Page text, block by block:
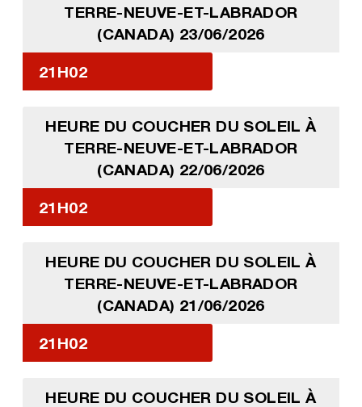
TERRE-NEUVE-ET-LABRADOR
(CANADA) 23/06/2026
21H02
HEURE DU COUCHER DU SOLEIL À
TERRE-NEUVE-ET-LABRADOR
(CANADA) 22/06/2026
21H02
HEURE DU COUCHER DU SOLEIL À
TERRE-NEUVE-ET-LABRADOR
(CANADA) 21/06/2026
21H02
HEURE DU COUCHER DU SOLEIL À